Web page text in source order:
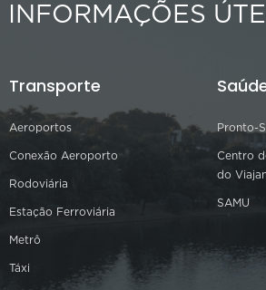
INFORMAÇÕES
Transporte
Aeroportos
Conexão Aeroporto
Rodoviária
Estação Ferroviária
Metrô
Táxi
Pronto-
Centro
do
SAMU